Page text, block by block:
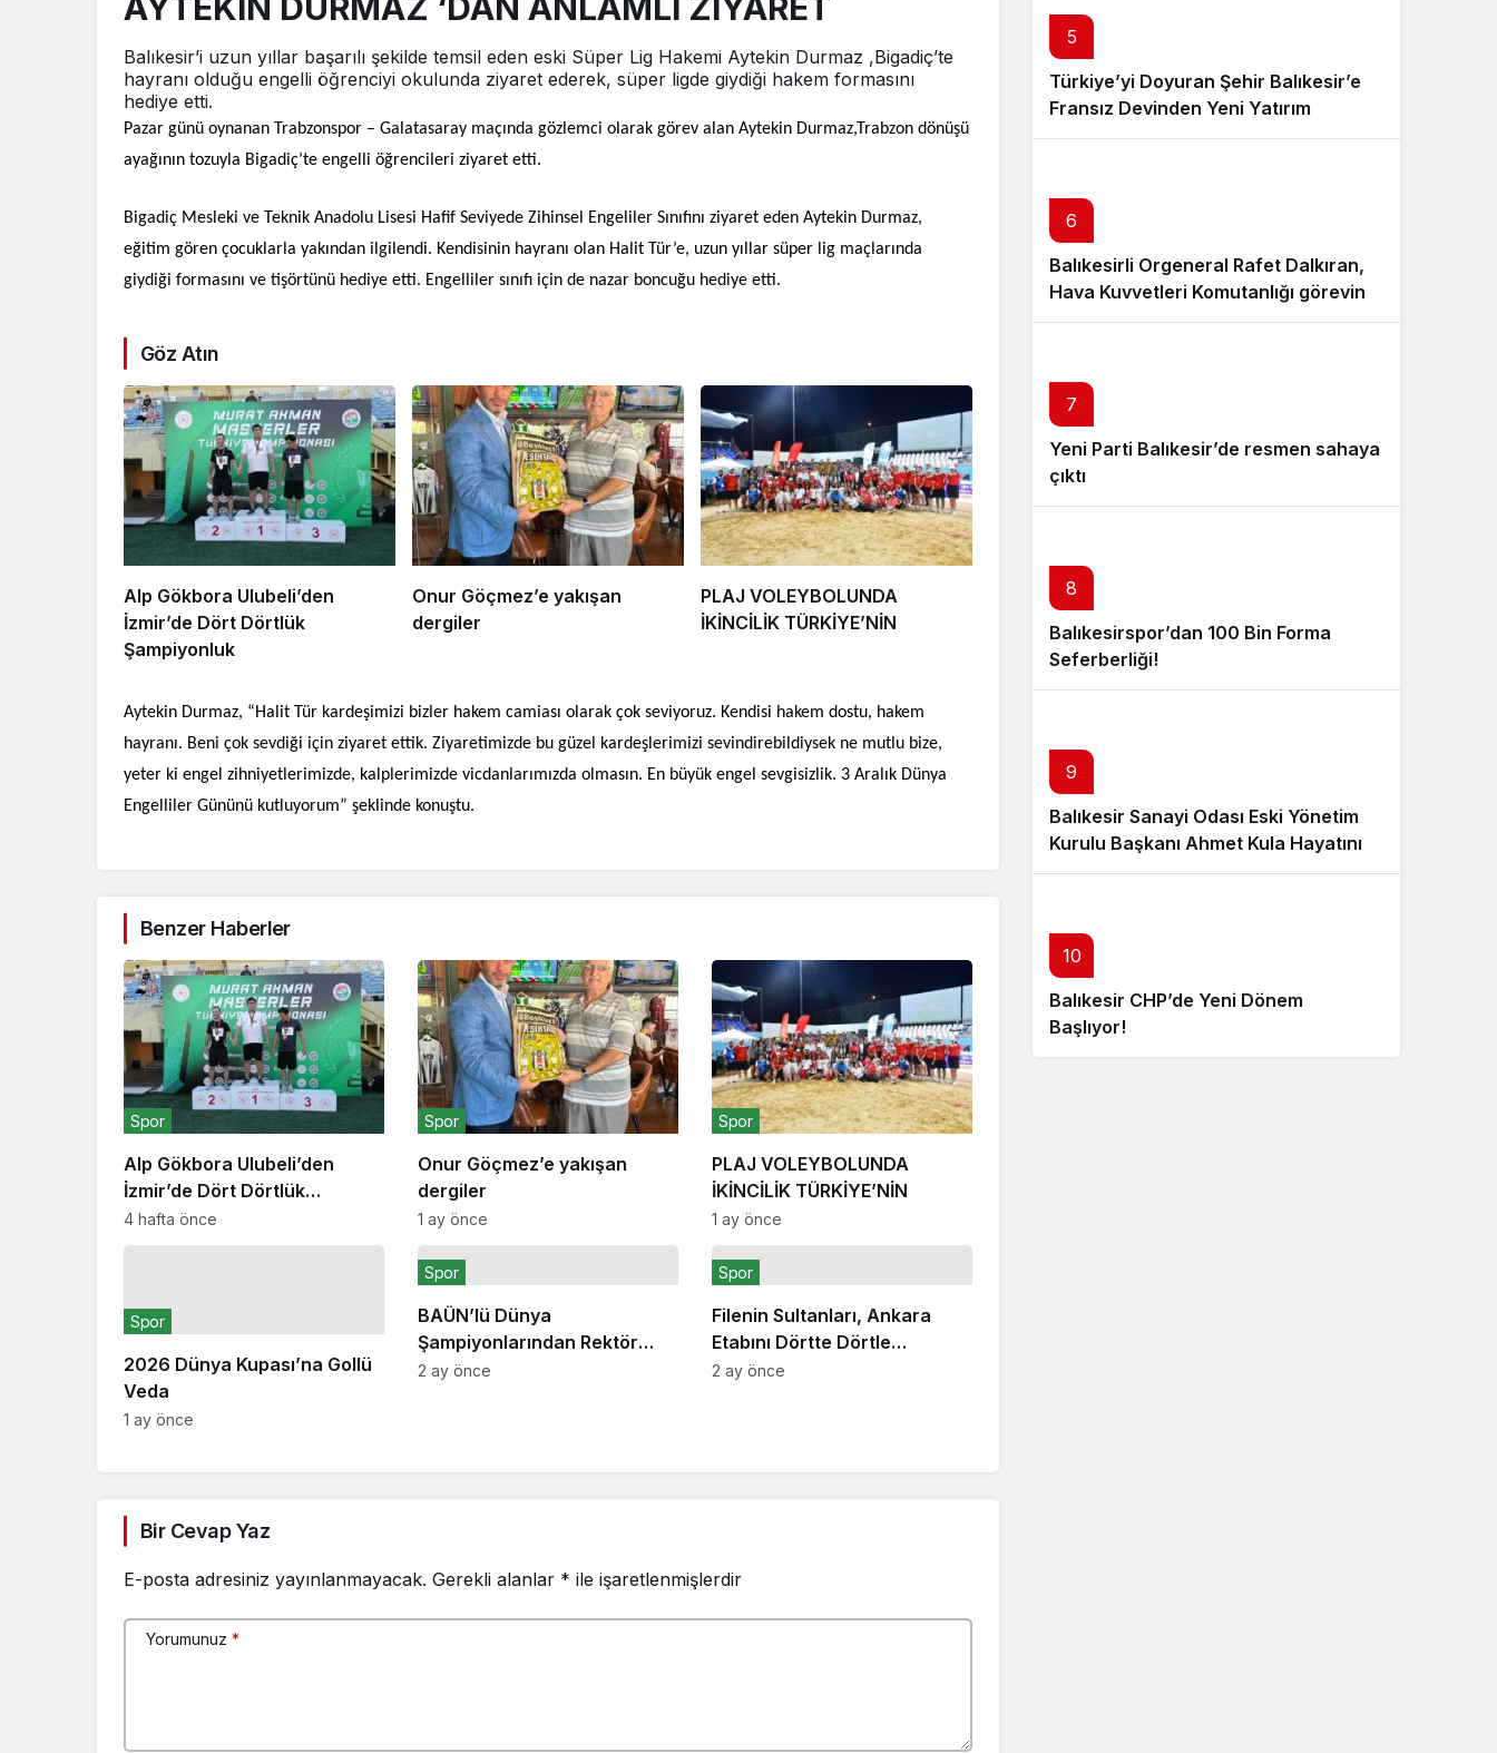
Balıkesir’i uzun yıllar başarılı şekilde temsil eden eski Süper Lig Hakemi Aytekin Durmaz ,Bigadiç’te
hayranı olduğu engelli öğrenciyi okulunda ziyaret ederek, süper ligde giydiği hakem formasını
hediye etti.
Pazar günü oynanan Trabzonspor – Galatasaray maçında gözlemci olarak görev alan Aytekin Durmaz,Trabzon dönüşü
ayağının tozuyla Bigadiç’te engelli öğrencileri ziyaret etti.
Bigadiç Mesleki ve Teknik Anadolu Lisesi Hafif Seviyede Zihinsel Engeliler Sınıfını ziyaret eden Aytekin Durmaz,
eğitim gören çocuklarla yakından ilgilendi. Kendisinin hayranı olan Halit Tür’e, uzun yıllar süper lig maçlarında
giydiği formasını ve tişörtünü hediye etti. Engelliler sınıfı için de nazar boncuğu hediye etti.
Göz Atın
Alp Gökbora Ulubeli’den
İzmir’de Dört Dörtlük
Şampiyonluk
Onur Göçmez’e yakışan
dergiler
PLAJ VOLEYBOLUNDA
İKİNCİLİK TÜRKİYE’NİN
Aytekin Durmaz, “Halit Tür kardeşimizi bizler hakem camiası olarak çok seviyoruz. Kendisi hakem dostu, hakem
hayranı. Beni çok sevdiği için ziyaret ettik. Ziyaretimizde bu güzel kardeşlerimizi sevindirebildiysek ne mutlu bize,
yeter ki engel zihniyetlerimizde, kalplerimizde vicdanlarımızda olmasın. En büyük engel sevgisizlik. 3 Aralık Dünya
Engelliler Gününü kutluyorum” şeklinde konuştu.
Benzer Haberler
Alp Gökbora Ulubeli’den
İzmir’de Dört Dörtlük
Şampiyonluk
Spor
4 hafta önce
Onur Göçmez’e yakışan
dergiler
Spor
1 ay önce
PLAJ VOLEYBOLUNDA
İKİNCİLİK TÜRKİYE’NİN
Spor
1 ay önce
2026 Dünya Kupası’na Gollü
Veda
Spor
1 ay önce
BAÜN’lü Dünya
Şampiyonlarından Rektör
Oğurlu’ya Ziyaret
Spor
2 ay önce
Filenin Sultanları, Ankara
Etabını Dörtte Dörtle
Tamamladı
Spor
2 ay önce
Bir Cevap Yaz
E-posta adresiniz yayınlanmayacak. Gerekli alanlar * ile işaretlenmişlerdir
Yorumunuz *
5
Türkiye’yi Doyuran Şehir Balıkesir’e
Fransız Devinden Yeni Yatırım
6
Balıkesirli Orgeneral Rafet Dalkıran,
Hava Kuvvetleri Komutanlığı görevine
atandı
7
Yeni Parti Balıkesir’de resmen sahaya
çıktı
8
Balıkesirspor’dan 100 Bin Forma
Seferberliği!
9
Balıkesir Sanayi Odası Eski Yönetim
Kurulu Başkanı Ahmet Kula Hayatını
Kaybetti
10
Balıkesir CHP’de Yeni Dönem
Başlıyor!